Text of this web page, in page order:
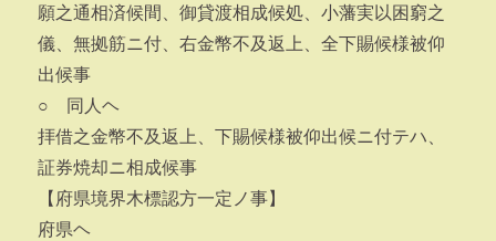
願之通相済候間、御貸渡相成候処、小藩実以困窮之
儀、無拠筋ニ付、右金幣不及返上、全下賜候様被仰
出候事
○ 同人ヘ
拝借之金幣不及返上、下賜候様被仰出候ニ付テハ、
証券焼却ニ相成候事
【府県境界木標認方一定ノ事】
府県ヘ